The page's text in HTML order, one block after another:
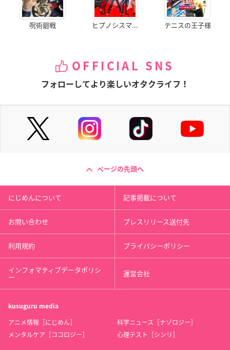
呪術廻戦 ヒプノシスマ... テニスの王子様
OFFICIAL SNS
フォローしてより楽しいオタクライフ！
ページの先頭へ
にじめんについて 記事掲載について
お問い合わせ プレスリリース送付先
利用規約 プライバシーポリシー
インフォマティブデータポリシ
ー 運営会社
kusuguru media
アニメ情報［にじめん］
科学ニュース［ナゾロジー］
メンタルケア［ココロジー］
心理テスト［シンリ］